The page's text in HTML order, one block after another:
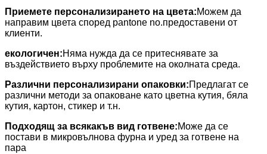
Приемете персонализирането на цвета:Можем да
направим цвета според pantone no.предоставени от
клиенти.
екологичен:Няма нужда да се притеснявате за
въздействието върху проблемите на околната среда.
Различни персонализирани опаковки:Предлагат се
различни методи за опаковане като цветна кутия, бяла
кутия, картон, стикер и т.н.
Подходящ за всякакъв вид готвене:Може да се
постави в микровълнова фурна и уред за готвене на
пара